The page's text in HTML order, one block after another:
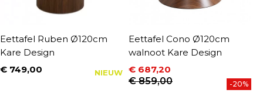
Eettafel Ruben Ø120cm
Kare Design
Prijs
€ 749,00 NIEUW
Eettafel Cono Ø120cm
walnoot Kare Design
Prijs
€ 687,20
Normale prijs
€ 859,00 -20%